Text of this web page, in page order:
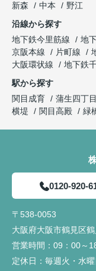
新森
中本
野江
沿線から探す
地下鉄今里筋線
地
京阪本線
片町線
大阪環状線
地下鉄
駅から探す
関目成育
蒲生四丁目
横堤
関目高殿 緑
0120-920-
〒538-0053
大阪府大阪市鶴見区
営業時間： 09：00～
定休日： 毎週火・水曜